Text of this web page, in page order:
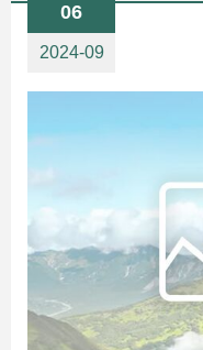
06
2024-09